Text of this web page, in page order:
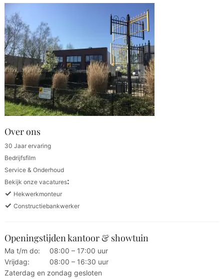
Over ons
30 Jaar ervaring
Bedrijfsfilm
Service & Onderhoud
Bekijk onze vacatures:
✓ Hekwerkmonteur
✓ Constructiebankwerker
Openingstijden kantoor & showtuin
Ma t/m do:
08:00 – 17:00 uur
Vrijdag:
08:00 – 16:30 uur
Zaterdag en zondag gesloten